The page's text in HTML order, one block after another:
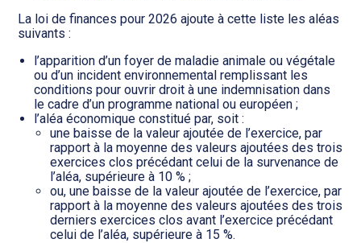
La loi de finances pour 2026 ajoute à cette liste les aléas
suivants :
l’apparition d’un foyer de maladie animale ou végétale
ou d’un incident environnemental remplissant les
conditions pour ouvrir droit à une indemnisation dans
le cadre d’un programme national ou européen ;
l’aléa économique constitué par, soit :
une baisse de la valeur ajoutée de l’exercice, par
rapport à la moyenne des valeurs ajoutées des trois
exercices clos précédant celui de la survenance de
l’aléa, supérieure à 10 % ;
ou, une baisse de la valeur ajoutée de l’exercice, par
rapport à la moyenne des valeurs ajoutées des trois
derniers exercices clos avant l’exercice précédant
celui de l’aléa, supérieure à 15 %.